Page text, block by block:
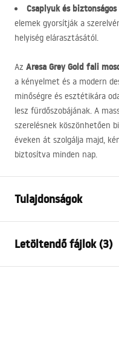
Csaplyuk és
elemek gyorsítják a
helyiség elárasztásától.
Az Aresa Grey Gold fali
a kényelmet és a modern
minőségre és esztétikára
lesz fürdőszobájának. A
szerelésnek köszönhetően
éveken át szolgálja majd,
biztosítva minden nap.
Tulajdonságok
Anyag
Szín
Letöltendő fájlok (3)